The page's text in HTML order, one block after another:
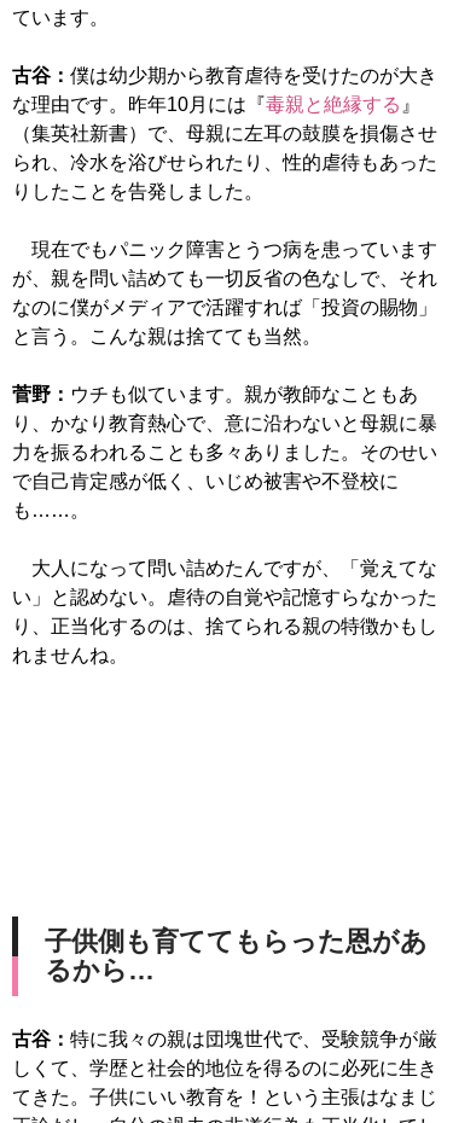
ています。
古谷： 僕は幼少期から教育虐待を受けたのが大き
な理由です。昨年10月には『毒親と絶縁する 』
（集英社新書）で、母親に左耳の鼓膜を損傷させ
られ、冷水を浴びせられたり、性的虐待もあった
りしたことを告発しました。
現在でもパニック障害とうつ病を患っています
が、親を問い詰めても一切反省の色なしで、それ
なのに僕がメディアで活躍すれば「投資の賜物」
と言う。こんな親は捨てても当然。
菅野： ウチも似ています。親が教師なこともあ
り、かなり教育熱心で、意に沿わないと母親に暴
力を振るわれることも多々ありました。そのせい
で自己肯定感が低く、いじめ被害や不登校に
も……。
大人になって問い詰めたんですが、「覚えてな
い」と認めない。虐待の自覚や記憶すらなかった
り、正当化するのは、捨てられる親の特徴かもし
れませんね。
子供側も育ててもらった恩があ
るから…
古谷： 特に我々の親は団塊世代で、受験競争が厳
しくて、学歴と社会的地位を得るのに必死に生き
てきた。子供にいい教育を！という主張はなまじ